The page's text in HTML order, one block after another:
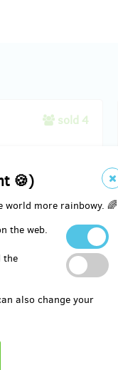
🍪)
world more rainbowy. 🌈
the web.
the
also change your
sold 4
Ostravice,
vyjímat na vašem
jinde.